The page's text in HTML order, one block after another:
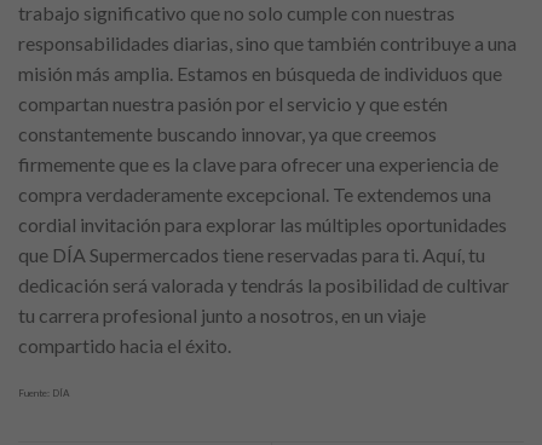
trabajo significativo que no solo cumple con nuestras
responsabilidades diarias, sino que también contribuye a una
misión más amplia. Estamos en búsqueda de individuos que
compartan nuestra pasión por el servicio y que estén
constantemente buscando innovar, ya que creemos
firmemente que es la clave para ofrecer una experiencia de
compra verdaderamente excepcional. Te extendemos una
cordial invitación para explorar las múltiples oportunidades
que DÍA Supermercados tiene reservadas para ti. Aquí, tu
dedicación será valorada y tendrás la posibilidad de cultivar
tu carrera profesional junto a nosotros, en un viaje
compartido hacia el éxito.
Fuente: DÍA